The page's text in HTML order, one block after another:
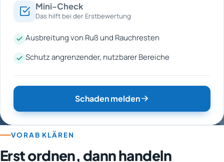
Mini-Check
Das hilft bei der Erstbewertung
Ausbreitung von Ruß und Rauchresten
Schutz angrenzender, nutzbarer Bereiche
Schaden melden
VORAB KLÄREN
Erst ordnen, dann handeln